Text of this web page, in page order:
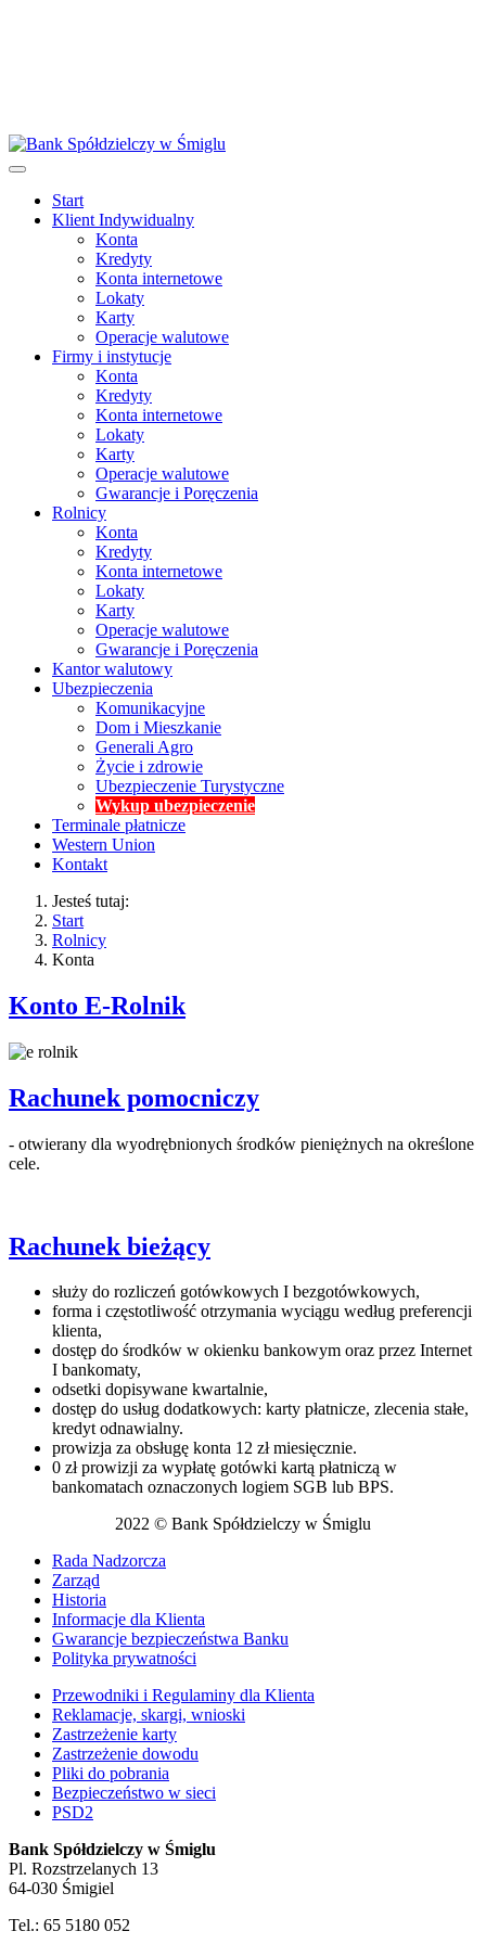
Start
Klient Indywidualny
Konta
Kredyty
Konta internetowe
Lokaty
Karty
Operacje walutowe
Firmy i instytucje
Konta
Kredyty
Konta internetowe
Lokaty
Karty
Operacje walutowe
Gwarancje i Poręczenia
Rolnicy
Konta
Kredyty
Konta internetowe
Lokaty
Karty
Operacje walutowe
Gwarancje i Poręczenia
Kantor walutowy
Ubezpieczenia
Komunikacyjne
Dom i Mieszkanie
Generali Agro
Życie i zdrowie
Ubezpieczenie Turystyczne
Wykup ubezpieczenie
Terminale płatnicze
Western Union
Kontakt
Jesteś tutaj:
Start
Rolnicy
Konta
Konto E-Rolnik
Rachunek pomocniczy
- otwierany dla wyodrębnionych środków pieniężnych na określone
cele.
Rachunek bieżący
służy do rozliczeń gotówkowych I bezgotówkowych,
forma i częstotliwość otrzymania wyciągu według preferencji
klienta,
dostęp do środków w okienku bankowym oraz przez Internet
I bankomaty,
odsetki dopisywane kwartalnie,
dostęp do usług dodatkowych: karty płatnicze, zlecenia stałe,
kredyt odnawialny.
prowizja za obsługę konta 12 zł miesięcznie.
0 zł prowizji za wypłatę gotówki kartą płatniczą w
bankomatach oznaczonych logiem SGB lub BPS.
2022 © Bank Spółdzielczy w Śmiglu
Rada Nadzorcza
Zarząd
Historia
Informacje dla Klienta
Gwarancje bezpieczeństwa Banku
Polityka prywatności
Przewodniki i Regulaminy dla Klienta
Reklamacje, skargi, wnioski
Zastrzeżenie karty
Zastrzeżenie dowodu
Pliki do pobrania
Bezpieczeństwo w sieci
PSD2
Bank Spółdzielczy w Śmiglu
Pl. Rozstrzelanych 13
64-030 Śmigiel
Tel.: 65 5180 052